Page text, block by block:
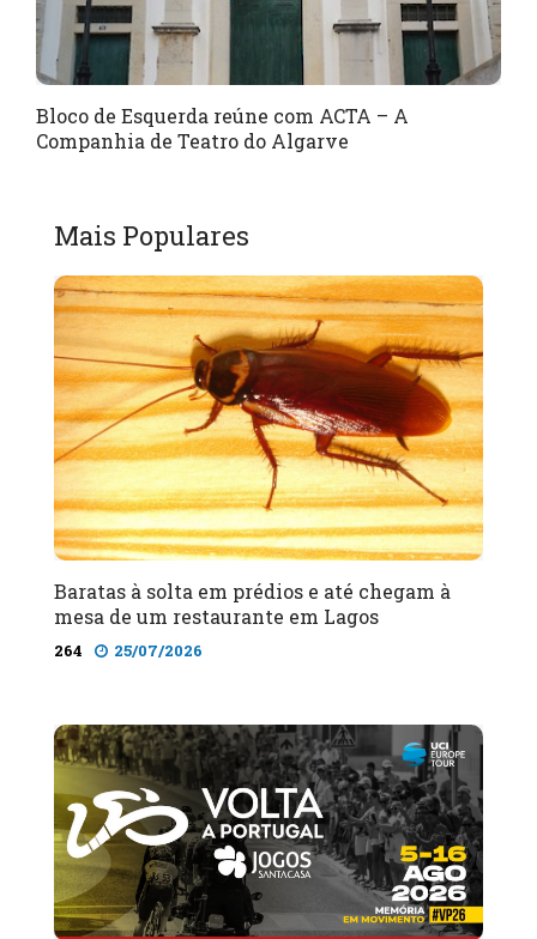
Bloco de Esquerda reúne com ACTA – A
Companhia de Teatro do Algarve
Mais Populares
Baratas à solta em prédios e até chegam à
mesa de um restaurante em Lagos
264 25/07/2026